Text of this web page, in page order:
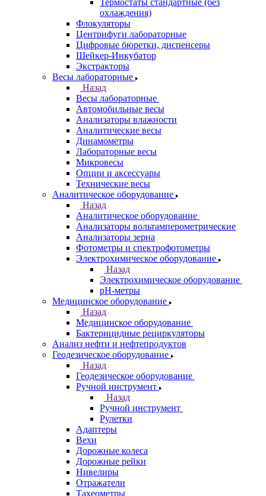
Термостаты стандартные (без
охлаждения)
Флокуляторы
Центрифуги лабораторные
Цифровые бюретки, диспенсеры
Шейкер-Инкубатор
Экстракторы
Весы лабораторные
Назад
Весы лабораторные
Автомобильные весы
Анализаторы влажности
Аналитические весы
Динамометры
Лабораторные весы
Микровесы
Опции и аксессуары
Технические весы
Аналитическое оборудование
Назад
Аналитическое оборудование
Анализаторы вольтамперометрические
Анализаторы зерна
Фотометры и спектрофотометры
Электрохимическое оборудование
Назад
Электрохимическое оборудование
pH-метры
Медицинское оборудование
Назад
Медицинское оборудование
Бактерицидные рециркуляторы
Анализ нефти и нефтепродуктов
Геодезическое оборудование
Назад
Геодезическое оборудование
Ручной инструмент
Назад
Ручной инструмент
Рулетки
Адаптеры
Вехи
Дорожные колеса
Дорожные рейки
Нивелиры
Отражатели
Тахеометры